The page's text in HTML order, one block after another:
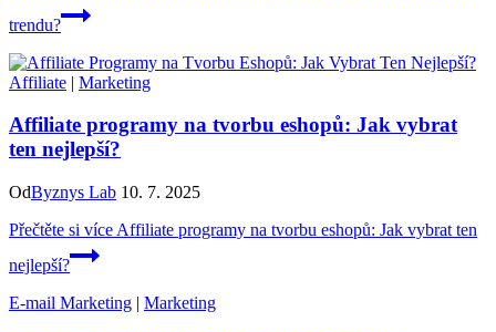
trendu?
Affiliate | Marketing
Affiliate programy na tvorbu eshopů: Jak vybrat
ten nejlepší?
OdByznys Lab 10. 7. 2025
Přečtěte si více Affiliate programy na tvorbu eshopů: Jak vybrat ten
nejlepší?
E-mail Marketing | Marketing